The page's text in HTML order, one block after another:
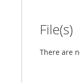
File(s)
There are